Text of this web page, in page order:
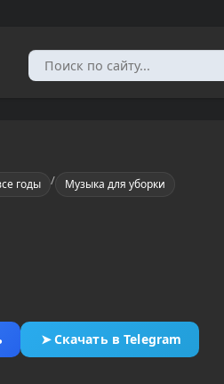
годы / Музыка для уборки
➤Скачать в Telegram